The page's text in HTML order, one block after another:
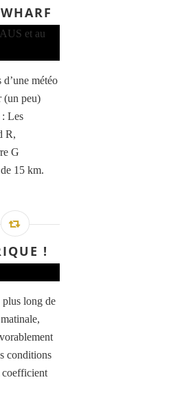
météo
(un peu)
Les
R,
G
15 km.
!
long de
conditions
coefficient